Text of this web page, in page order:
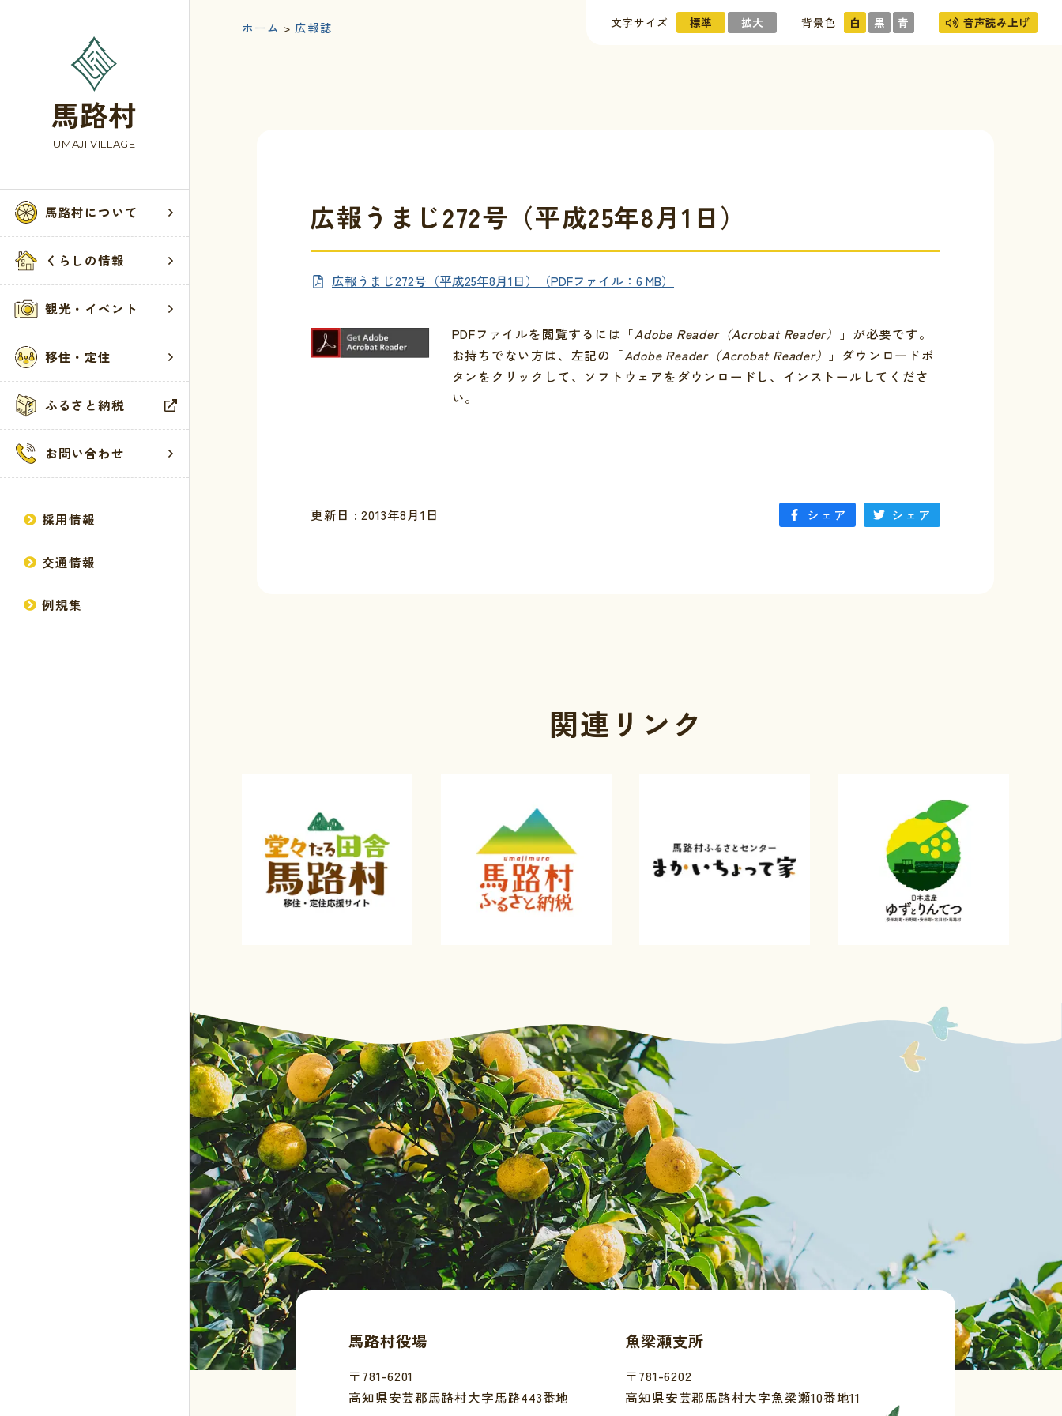
文字サイズ 標準 拡大 背景色 白 黒 青 音声読み上げ
馬路村
UMAJI VILLAGE
馬路村について
馬路村について
馬路村へのアクセス
馬路村議会
くらしの情報 くらしの情報
税・保険・年金
観光・イベント
観光・イベント
観光案内所
移住・定住
ふるさと納税
お問い合わせ
お問い合わせ
ウェブアクセシビリティ方針
採用情報
交通情報
例規集
ホーム > 広報誌
広報うまじ272号（平成25年8月1日）
広報うまじ272号（平成25年8月1日）（PDFファイル：6 MB）
PDFファイルを閲覧するには「Adobe Reader（Acrobat Reader）
」が必要です。
お持ちでない方は、左記の「Adobe Reader（Acrobat Reader）
」ダウンロードボ
タンをクリックして、ソフトウェアをダウンロードし、インストールしてくださ
い。
更新日 : 2013年8月1日 シェア シェア
関連リンク
馬路村役場
〒781-6201
高知県安芸郡馬路村大字馬路443番地
魚梁瀬支所
〒781-6202
高知県安芸郡馬路村大字魚梁瀬10番地11